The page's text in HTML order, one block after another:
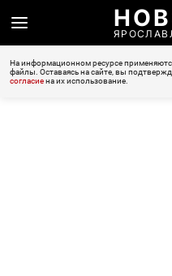
На информационном ресурсе
файлы. Оставаясь на сайте, вы
согласиена их использование.